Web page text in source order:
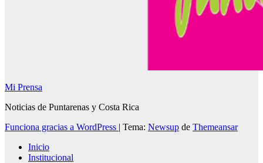
Mi Prensa
Noticias de Puntarenas y Costa Rica
Funciona gracias a WordPress | Tema: Newsup de Themeansar
Inicio
Institucional